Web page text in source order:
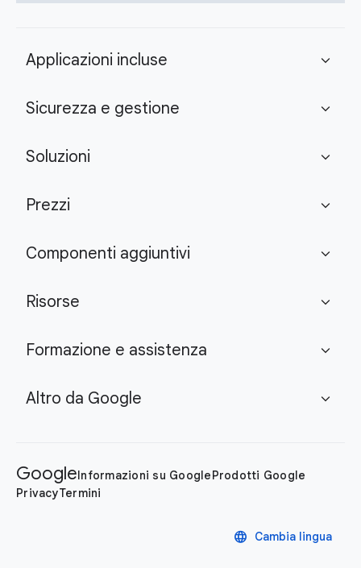
Applicazioni incluse expand_more
Sicurezza e gestione expand_more
Soluzioni expand_more
Prezzi expand_more
Componenti aggiuntivi expand_more
Risorse expand_more
Formazione e assistenza expand_more
Altro da Google expand_more
GoogleInformazioni su GoogleProdotti Google
PrivacyTermini
language Cambia lingua